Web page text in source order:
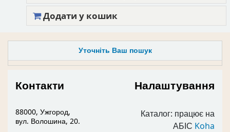
Уточніть Ваш пошук
Додати у кошик
Контакти
88000, Ужгород,
вул. Волошина, 20.
Налаштування
Каталог: працює на
АБІС Koha